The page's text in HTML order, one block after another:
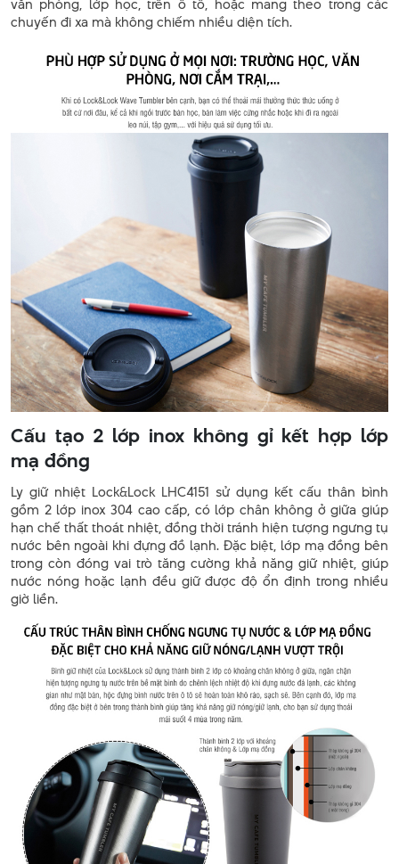
chuyến đi xa mà không chiếm nhiều diện tích.
Cấu tạo 2 lớp inox không gỉ kết hợp lớp
mạ đồng
Ly giữ nhiệt Lock&Lock LHC4151 sử dụng kết cấu thân bình
gồm 2 lớp inox 304 cao cấp, có lớp chân không ở giữa giúp
hạn chế thất thoát nhiệt, đồng thời tránh hiện tượng ngưng tụ
nước bên ngoài khi đựng đồ lạnh. Đặc biệt, lớp mạ đồng bên
trong còn đóng vai trò tăng cường khả năng giữ nhiệt, giúp
nước nóng hoặc lạnh đều giữ được độ ổn định trong nhiều
giờ liền.